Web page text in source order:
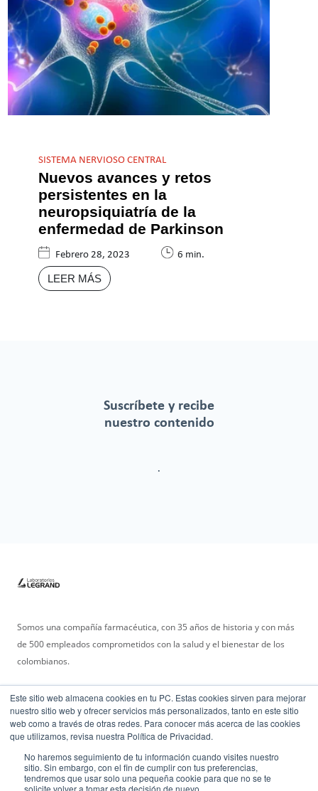
Este sitio web almacena cookies en tu PC. Estas cookies sirven para mejorar
nuestro sitio web y ofrecer servicios más personalizados, tanto en este sitio
web como a través de otras redes. Para conocer más acerca de las cookies
que utilizamos, revisa nuestra Política de Privacidad.
No haremos seguimiento de tu información cuando visites nuestro
sitio. Sin embargo, con el fin de cumplir con tus preferencias,
tendremos que usar solo una pequeña cookie para que no se te
solicite volver a tomar esta decisión de nuevo.
SISTEMA NERVIOSO CENTRAL
Nuevos avances y retos
persistentes en la
neuropsiquiatría de la
enfermedad de Parkinson
Febrero 28, 2023 6 min.
LEER MÁS
Suscríbete y recibe
nuestro contenido
.
Somos una compañía farmacéutica, con 35 años de historia y con más
de 500 empleados comprometidos con la salud y el bienestar de los
colombianos.
2023 © Laboratorios Legrand .
Todos los derechos reservados - La información aquí publicada, incluida la
información de productos, está destinada únicamente a los residentes de